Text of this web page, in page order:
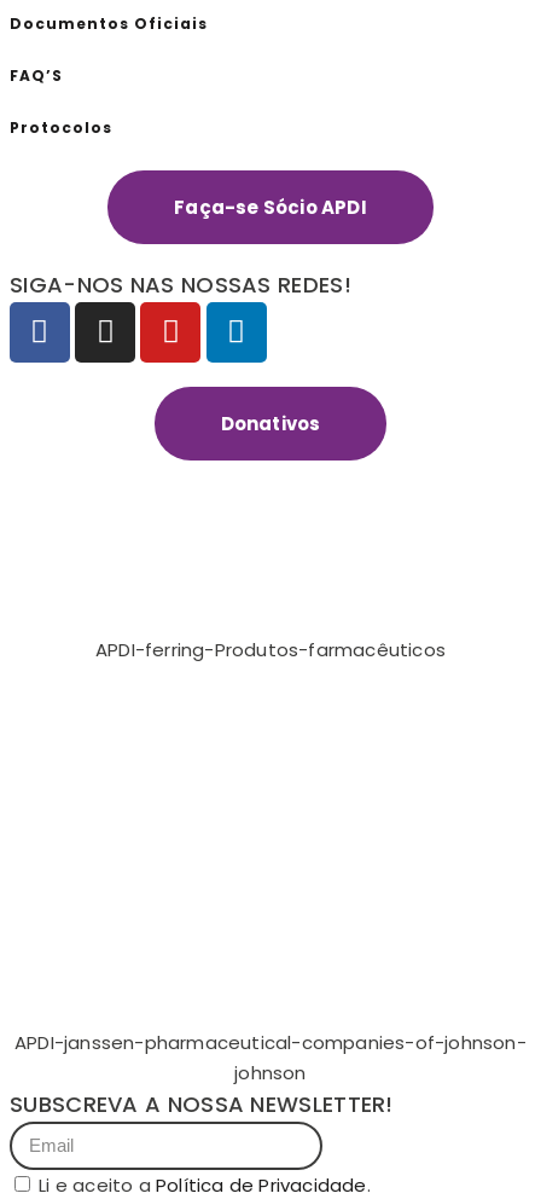
Documentos Oficiais
FAQ’S
Protocolos
Faça-se Sócio APDI
SIGA-NOS NAS NOSSAS REDES!
Donativos
APDI-ferring-Produtos-farmacêuticos
APDI-janssen-pharmaceutical-companies-of-johnson-
johnson
SUBSCREVA A NOSSA NEWSLETTER!
Li e aceito aPolítica de Privacidade.